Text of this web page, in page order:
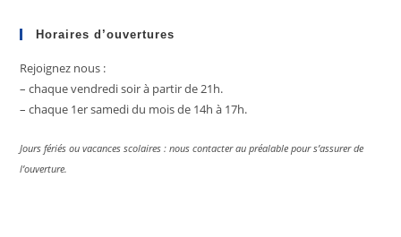
Horaires d’ouvertures
Rejoignez nous :
– chaque vendredi soir à partir de 21h.
– chaque 1er samedi du mois de 14h à 17h.
Jours fériés ou vacances scolaires : nous contacter au préalable pour s’assurer de
l’ouverture.